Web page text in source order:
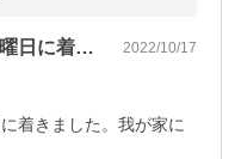
土曜日の明け方に頼んで、日曜日に着きま… 2022/10/17
着きました。我が家に